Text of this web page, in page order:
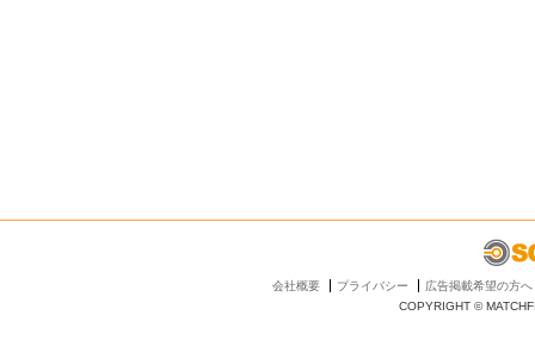
会社概要 プライバシー
広告掲載希望の方へ
COPYRIGHT ©